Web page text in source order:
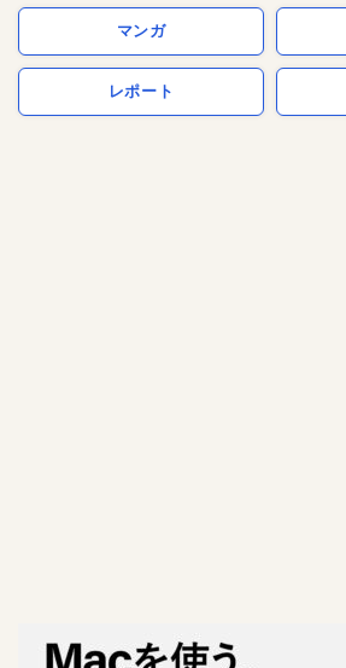
マンガ
レポート